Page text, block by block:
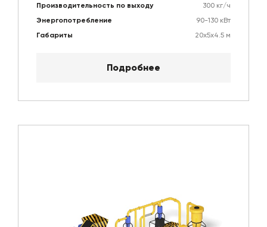
Производительность по выходу
300 кг/ч
Энергопотребление
90-130 кВт
Габариты
20х5х4.5 м
Подробнее